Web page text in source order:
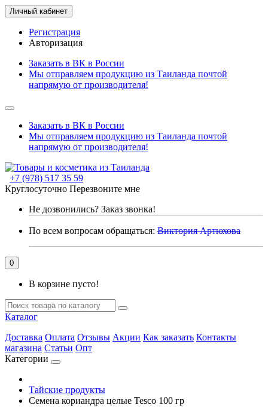
Личный кабинет
Регистрация
Авторизация
Заказать в ВК в России
Мы отправляем продукцию из Таиланда почтой
напрямую от производителя!
Заказать в ВК в России
Мы отправляем продукцию из Таиланда почтой
напрямую от производителя!
+7 (978) 517 35 59
Круглосуточно Перезвоните мне
Не дозвонились? Заказ звонка!
По всем вопросам обращаться: Виктория Артюхова
0
В корзине пусто!
Каталог
Доставка Оплата Отзывы Акции Как заказать Контакты
магазина Статьи Опт
Категории
Тайские продукты
Семена кориандра целые Tesco 100 гр